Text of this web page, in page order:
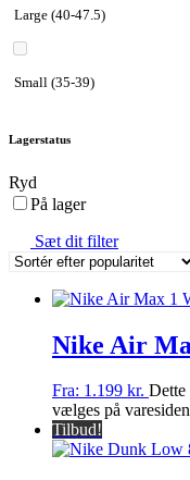
Large (40-47.5)
Small (35-39)
Lagerstatus
Ryd
På lager
Sæt dit filter
Nike Air
Fra: 1.199 kr. Dette
vælges på varesiden
Tilbud!